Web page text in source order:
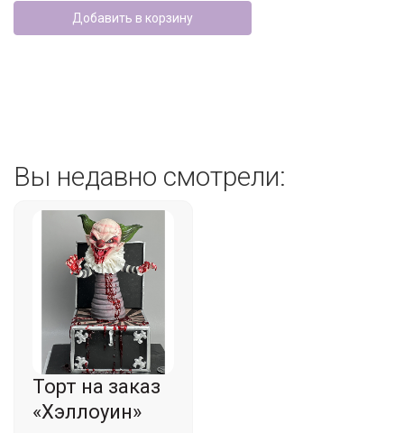
Добавить в корзину
Вы недавно смотрели:
Торт на заказ
«Хэллоуин»